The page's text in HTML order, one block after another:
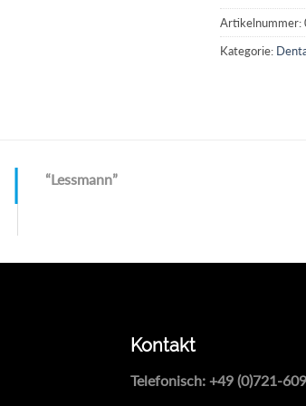
Artikelnummer:
Kategorie:
“Lessmann”
Kontakt
Telefonisch:+49 (0)721-